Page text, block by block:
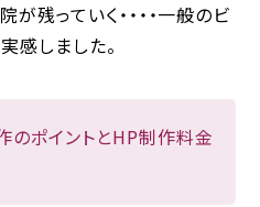
残っていく・・・・一般のビ
感しました。
のポイントとHP制作料金